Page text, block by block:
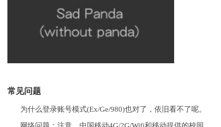
常见问题
为什么登录账号模式(Ex/Ge/980)也对了，依旧看不了呢。